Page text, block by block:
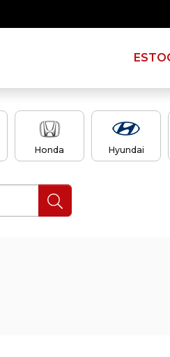
Honda Hyundai